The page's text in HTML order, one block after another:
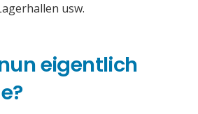
usw.
eigentlich